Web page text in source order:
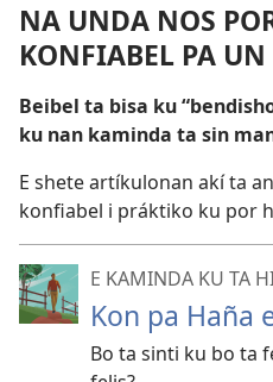
NA UNDA NOS
KONFIABEL PA
Beibel ta bisa ku
ku nan kaminda ta sin
E shete artíkulonan akí ta
konfiabel i práktiko ku por
E KAMINDA KU TA
Kon pa Haña
Bo ta sinti ku bo ta